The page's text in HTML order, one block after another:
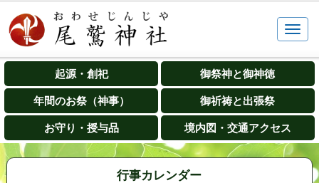
起源・創祀 御祭神と御神徳
年間のお祭（神事） 御祈祷と出張祭
お守り・授与品 境内図・交通アクセス
行事カレンダー